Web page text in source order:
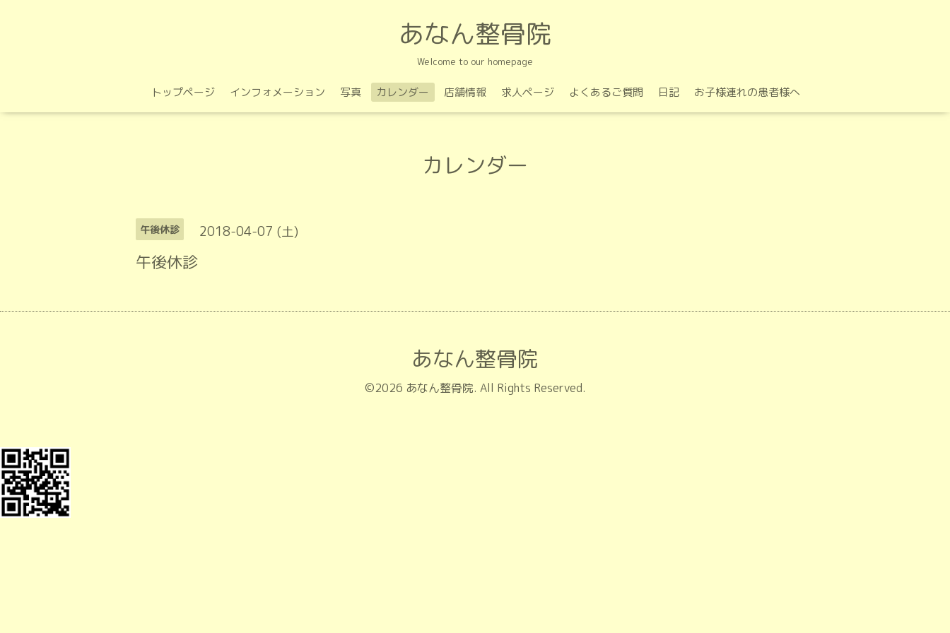
あなん整骨院
Welcome to our homepage
トップページ インフォメーション 写真 カレンダー 店舗情報 求人ページ よくあるご質問 日記 お子様連れの患者様へ
カレンダー
午後休診 2018-04-07 (土)
午後休診
あなん整骨院
©2026 あなん整骨院. All Rights Reserved.